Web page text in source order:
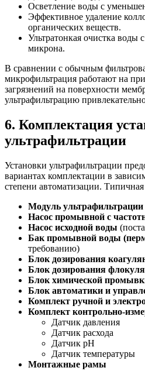
Осветление воды с
Эффективное удаление
органических веществ.
Ультратонкая очистка воды
микрона.
В сравнении с обычным
микрофильтрация работают на
загрязнений на поверхности
ультрафильтрацию
6. Комплектация
ультрафильтрации
Установки ультрафильтрации
вариантах комплектации в
степени автоматизации.
Модуль ультрафильтрации
Насос промывной с
Насос исходной воды
Бак промывной воды
требованию)
Блок дозирования
Блок дозирования
Блок химической
Блок автоматики и
Комплект ручной и
Комплект контрольно-
Датчик давления
Датчик расхода
Датчик рН
Датчик температуры
Монтажные рамы